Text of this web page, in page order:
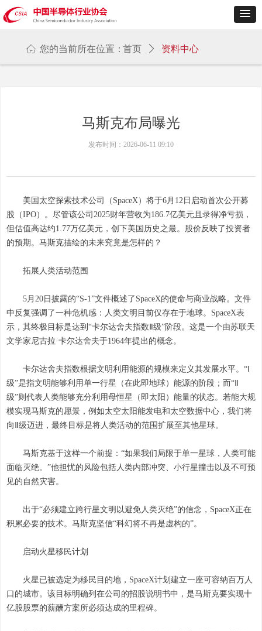
ꀇ 您的当前所在位置：首页 ꄲ 资料中心
发布时间： 2026-06-11 09:10
马斯克布局曝光
美国太空探索技术公司（SpaceX）将于6月12日启动首次公开募
股（IPO）。尽管该公司2025财年营收为186.7亿美元且录得净亏损，
但估值高达约1.77万亿美元，创下美国历史之最。股价反映了投资者
的预期。马斯克描绘的未来究竟是怎样的？
拓展人类活动范围
5月20日披露的“S-1”文件概述了SpaceX的使命与商业战略。文件
中反复强调了一种危机感：人类文明目前仅存在于地球。SpaceX表
示，其终极目标是达到“卡尔达舍夫指数Ⅱ级”阶段。这是一个由苏联天
文学家尼古拉·卡尔达舍夫于1964年提出的概念。
卡尔达舍夫指数根据文明利用能源的规模来定义其发展水平。“Ⅰ
级”是指文明能够利用单一行星（在此即地球）能源的阶段；而“Ⅱ
级”则代表人类能够充分利用母恒星（即太阳）能量的状态。若能大规
模实现马斯克的愿景，例如太空太阳能发电和太空数据中心，我们将
向Ⅱ级迈进，最终目标是将人类活动的范围扩展至其他星球。
马斯克基于这样一个前提：“如果我们局限于单一星球，人类可能
面临灭绝。”他担忧的风险包括人类内部冲突、小行星撞击以及不可预
见的自然灾害。
出于“必须建立跨行星文明以避免人类灭绝”的信念，SpaceX正在
积累必要的技术。马斯克坚信“科幻将不再是虚构的”。
启动火星移民计划
火星已被选定为移民目的地，SpaceX计划建立一座可容纳百万人
口的城市。该目标明确列在公司的招股说明书中，是马斯克要实现十
亿股股票的薪酬方案所必须达成的里程碑。